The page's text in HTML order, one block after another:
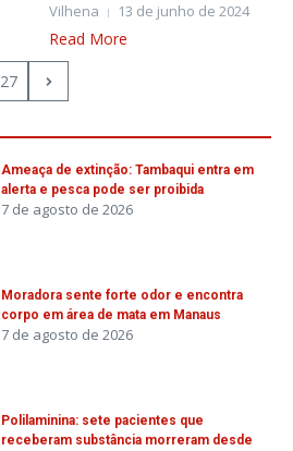
Vilhena 13 de junho de 2024
Read More
27
Ameaça de extinção: Tambaqui entra em
alerta e pesca pode ser proibida
7 de agosto de 2026
Moradora sente forte odor e encontra
corpo em área de mata em Manaus
7 de agosto de 2026
Polilaminina: sete pacientes que
receberam substância morreram desde